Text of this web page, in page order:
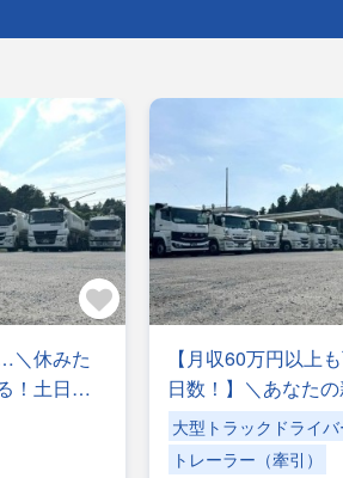
＼休みた
！土日休
しの力仕
【月収60万円以上
日数！】＼あなた
っかりサポート！／
も更に上を目指した
大型トラックドライバ
トレーラー（牽引）